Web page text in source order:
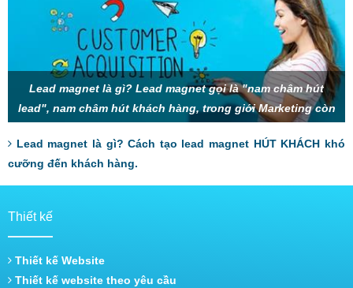
Lead magnet là gì? Lead magnet gọi là "nam châm hút
lead", nam châm hút khách hàng, trong giới Marketing còn
Lead magnet là gì? Cách tạo lead magnet HÚT KHÁCH khó
cưỡng đến khách hàng.
Thiết kế
Thiết kế Website
Thiết kế website theo yêu cầu